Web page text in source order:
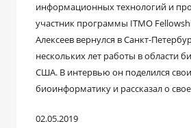
информационных технологий и
участник программы ITMO
Алексеев вернулся в Санкт-
нескольких лет работы в области
США. В интервью он поделился
биоинформатику и рассказал о
02.05.2019